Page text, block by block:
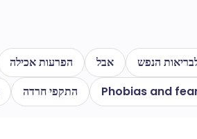
הפרעות אכילה אבל הנפש
התקפי חרדה Phobias and